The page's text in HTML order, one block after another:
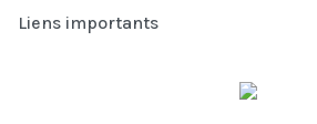
Liens importants